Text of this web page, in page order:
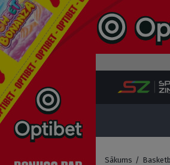
Sākums /